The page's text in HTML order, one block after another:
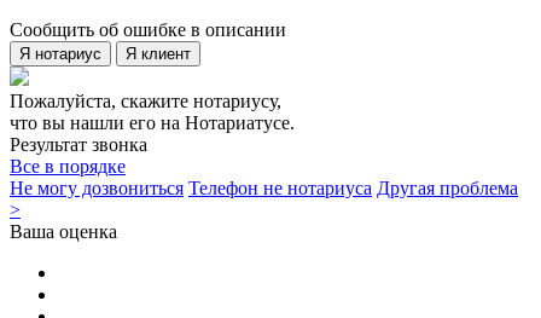
Сообщить об ошибке в описании
Я нотариус Я клиент
Пожалуйста, скажите нотариусу,
что вы нашли его на Нотариатусе.
Результат звонка
Все в порядке
Не могу дозвониться Телефон не нотариуса Другая проблема
>
Ваша оценка